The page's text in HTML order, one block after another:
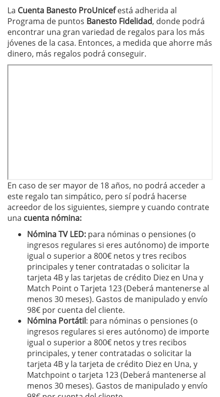
La Cuenta Banesto ProUnicefestá adherida al
Programa de puntos Banesto Fidelidad, donde podrá
encontrar una gran variedad de regalos para los más
jóvenes de la casa. Entonces, a medida que ahorre más
dinero, más regalos podrá conseguir.
En caso de ser mayor de 18 años, no podrá acceder a
este regalo tan simpático, pero sí podrá hacerse
acreedor de los siguientes, siempre y cuando contrate
una cuenta nómina:
Nómina TV LED: para nóminas o pensiones (o
ingresos regulares si eres autónomo) de importe
igual o superior a 800€ netos y tres recibos
principales y tener contratadas o solicitar la
tarjeta 4B y las tarjetas de crédito Diez en Una y
Match Point o Tarjeta 123 (Deberá mantenerse al
menos 30 meses). Gastos de manipulado y envío
98€ por cuenta del cliente.
Nómina Portátil: para nóminas o pensiones (o
ingresos regulares si eres autónomo) de importe
igual o superior a 800€ netos y tres recibos
principales, y tener contratadas o solicitar la
tarjeta 4B y la tarjeta de crédito Diez en Una, y
Matchpoint o tarjeta 123 (Deberá mantenerse al
menos 30 meses). Gastos de manipulado y envío